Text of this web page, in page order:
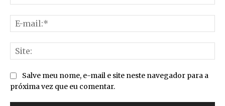
Salve meu nome, e-mail e site neste navegador para a
próxima vez que eu comentar.